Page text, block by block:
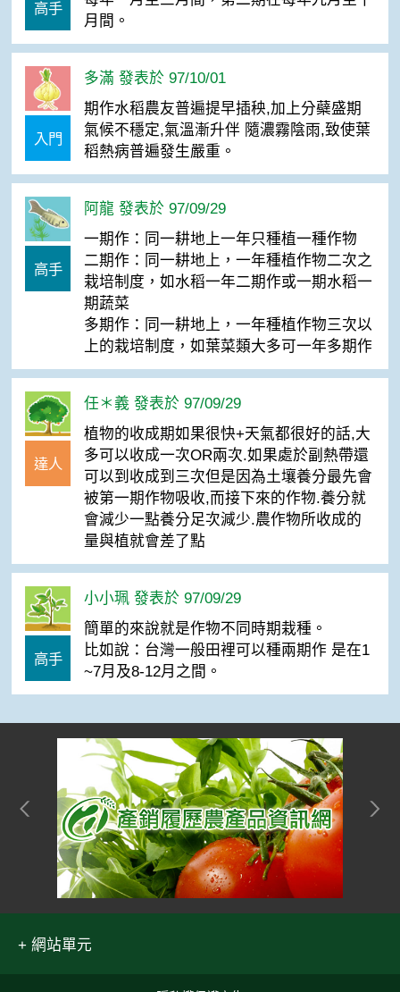
高手
月間。
入門
多滿 發表於 97/10/01
期作水稻農友普遍提早插秧,加上分蘗盛期
氣候不穩定,氣溫漸升伴 隨濃霧陰雨,致使葉
稻熱病普遍發生嚴重。
高手
阿龍 發表於 97/09/29
一期作：同一耕地上一年只種植一種作物
二期作：同一耕地上，一年種植作物二次之
栽培制度，如水稻一年二期作或一期水稻一
期蔬菜
多期作：同一耕地上，一年種植作物三次以
上的栽培制度，如葉菜類大多可一年多期作
達人
任＊義 發表於 97/09/29
植物的收成期如果很快+天氣都很好的話,大
多可以收成一次OR兩次.如果處於副熱帶還
可以到收成到三次但是因為土壤養分最先會
被第一期作物吸收,而接下來的作物.養分就
會減少一點養分足次減少.農作物所收成的
量與植就會差了點
高手
小小珮 發表於 97/09/29
簡單的來說就是作物不同時期栽種。
比如說：台灣一般田裡可以種兩期作 是在1
~7月及8-12月之間。
網站單元